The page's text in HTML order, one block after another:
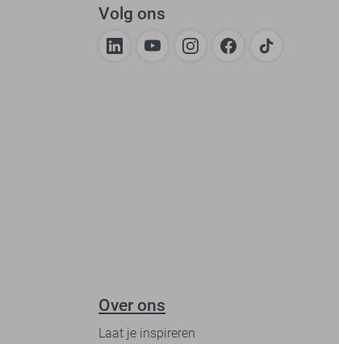
Volg ons
Over ons
Laat je inspireren